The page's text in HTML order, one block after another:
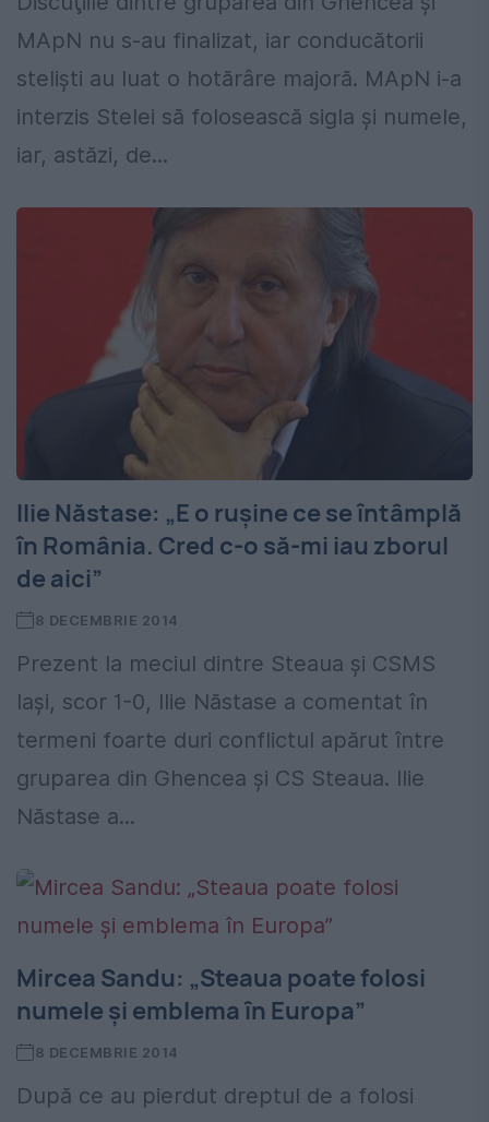
MApN nu s-au finalizat, iar conducătorii
stelişti au luat o hotărâre majoră. MApN i-a
interzis Stelei să folosească sigla şi numele,
iar, astăzi, de...
Ilie Năstase: „E o rușine ce se întâmplă
în România. Cred c-o să-mi iau zborul
de aici”
8 DECEMBRIE 2014
Prezent la meciul dintre Steaua și CSMS
Iași, scor 1-0, Ilie Năstase a comentat în
termeni foarte duri conflictul apărut între
gruparea din Ghencea și CS Steaua. Ilie
Năstase a...
Mircea Sandu: „Steaua poate folosi
numele şi emblema în Europa”
8 DECEMBRIE 2014
După ce au pierdut dreptul de a folosi